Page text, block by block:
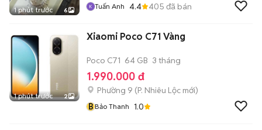
1 phút trước 6 Tuấn Anh 4.4 405 đã bán
1 phút trước 2
Xiaomi Poco C71 Vàng
Poco C71 64 GB 3 tháng
1.990.000 đ
Phường 9 (P. Nhiêu Lộc mới)
BBảo Thanh 1.0